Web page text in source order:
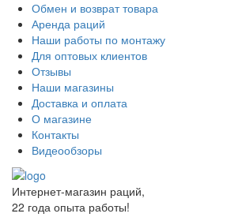
Обмен и возврат товара
Аренда раций
Наши работы по монтажу
Для оптовых клиентов
Отзывы
Наши магазины
Доставка и оплата
О магазине
Контакты
Видеообзоры
Интернет-магазин раций,
22 года опыта работы!